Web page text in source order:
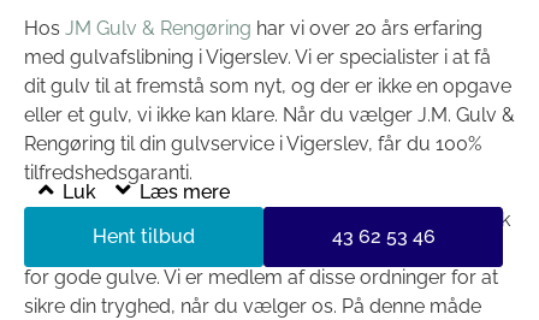
Hos JM Gulv & Rengøring har vi over 20 års erfaring
med gulvafslibning i Vigerslev. Vi er specialister i at få
dit gulv til at fremstå som nyt, og der er ikke en opgave
eller et gulv, vi ikke kan klare. Når du vælger J.M. Gulv &
Rengøring til din gulvservice i Vigerslev, får du 100%
tilfredshedsgaranti.
Vi er medlem af flere garantiordninger, herunder Dansk
Industri, Byggaranti og Gulvbranchens Garantiordning
for gode gulve. Vi er medlem af disse ordninger for at
sikre din tryghed, når du vælger os. På denne måde
Luk
Læs mere
Hent tilbud
43 62 53 46